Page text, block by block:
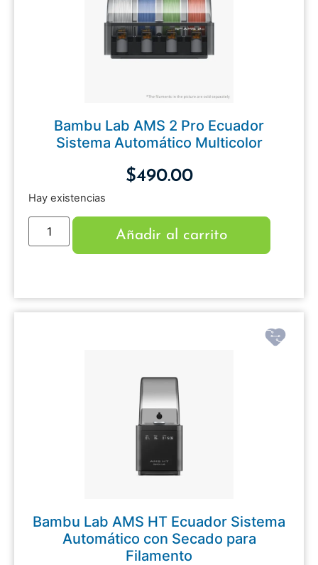
Bambu Lab AMS 2 Pro Ecuador
Sistema Automático Multicolor
$490.00
Hay existencias
Añadir al carrito
Bambu Lab AMS HT Ecuador Sistema
Automático con Secado para
Filamento